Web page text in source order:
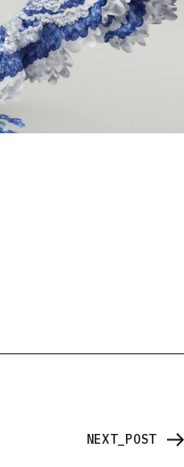
NEXT_POST